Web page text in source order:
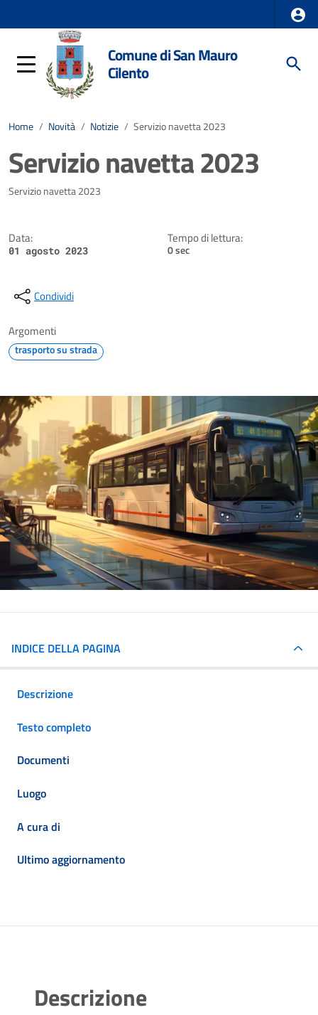
Comune di San Mauro
Cilento
Home / Novità / Notizie / Servizio navetta 2023
Servizio navetta 2023
Dettagli della notizia
Servizio navetta 2023
Data:
01 agosto 2023
Tempo di lettura:
0 sec
Condividi
Argomenti
trasporto su strada
INDICE DELLA PAGINA
Descrizione
Testo completo
Documenti
Luogo
A cura di
Ultimo aggiornamento
Descrizione